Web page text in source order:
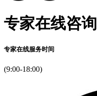
专家在线咨询
专家在线服务时间
(9:00-18:00)